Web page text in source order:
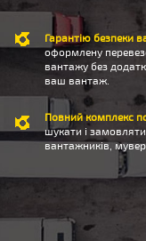
Гарантію безпеки
оформлену
вантажу без
ваш вантаж.
Повний комплекс
шукати і
вантажників,